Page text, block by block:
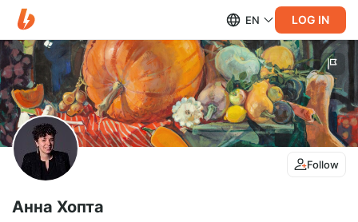
EN LOG IN
Follow
Анна Хопта